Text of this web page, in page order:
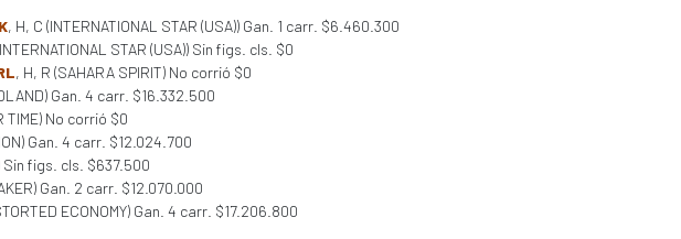
, H, C (INTERNATIONAL STAR (USA)) Gan. 1 carr. $6.460.300
STAR (USA)) Sin figs. cls. $0
, H, R (SAHARA SPIRIT) No corrió $0
Gan. 4 carr. $16.332.500
TIME) No corrió $0
Gan. 4 carr. $12.024.700
Sin figs. cls. $637.500
Gan. 2 carr. $12.070.000
ECONOMY) Gan. 4 carr. $17.206.800